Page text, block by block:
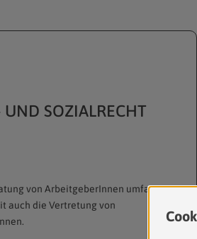
UND SOZIALRECHT
von ArbeitgeberInnen umfasst
auch die Vertretung von